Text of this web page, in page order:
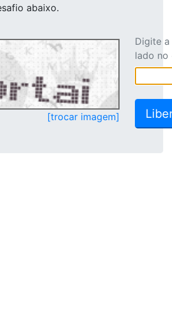
abaixo.
[trocar imagem]
Digite
lado no